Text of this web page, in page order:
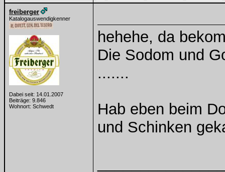
freiberger
Katalogauswendigkenner
Dabei seit: 14.01.2007
Beiträge: 9.846
Wohnort: Schwedt
hehehe, da
Die Sodom und
.......
Hab eben beim
und Schinken